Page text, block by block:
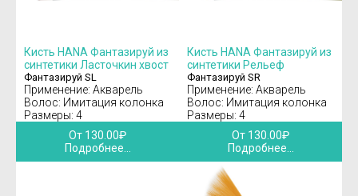
Кисть HANA Фантазируй из
синтетики Ласточкин хвост
Фантазируй SL
Применение: Акварель
Волос: Имитация колонка
Размеры: 4
От 130.00₽
Подробнее...
Кисть HANA Фантазируй из
синтетики Рельеф
Фантазируй SR
Применение: Акварель
Волос: Имитация колонка
Размеры: 4
От 130.00₽
Подробнее...